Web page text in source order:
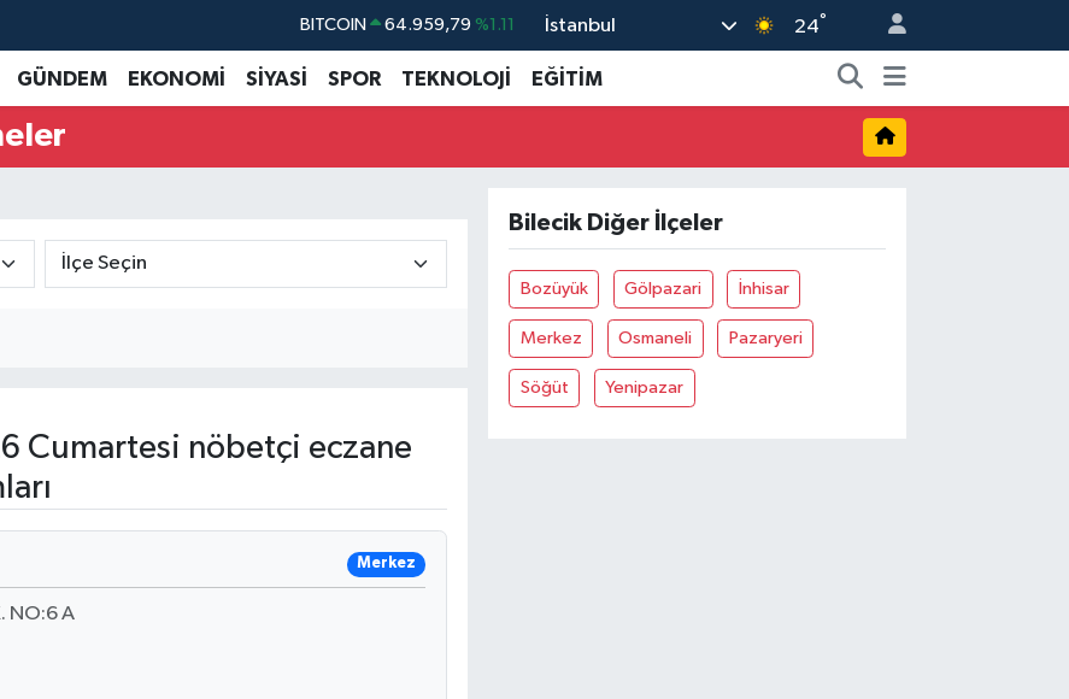
BITCOIN 64.959,79 %1.11
DOLAR 47,7436 %0.18
EURO 55,2510 %0.32
BİST100 13.779
İstanbul 24°
GÜNDEM EKONOMİ SİYASİ SPOR TEKNOLOJİ EĞİTİM
Cumartesi nöbetçi eczane
Merkez
NO:6 A
Bilecik Diğer İlçeler
Bozüyük Gölpazari İnhisar
Merkez Osmaneli Pazaryeri
Söğüt Yenipazar